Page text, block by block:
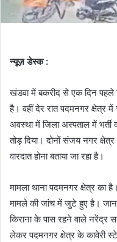
न्यूज़ डेस्क :
खंडवा में बकरीद से एक दिन पहले
है। वहीं देर रात पदमनगर क्षेत्र
अवस्था में जिला अस्पताल में
तोड़ दिया। दोनों संजय नगर
वारदात होना बताया जा रहा है।
मामला थाना पदमनगर क्षेत्र का
मामले की जांच में जुटे हुए है।
किराना के पास रहने वाले
लेकर पदमनगर क्षेत्र के कावेरी